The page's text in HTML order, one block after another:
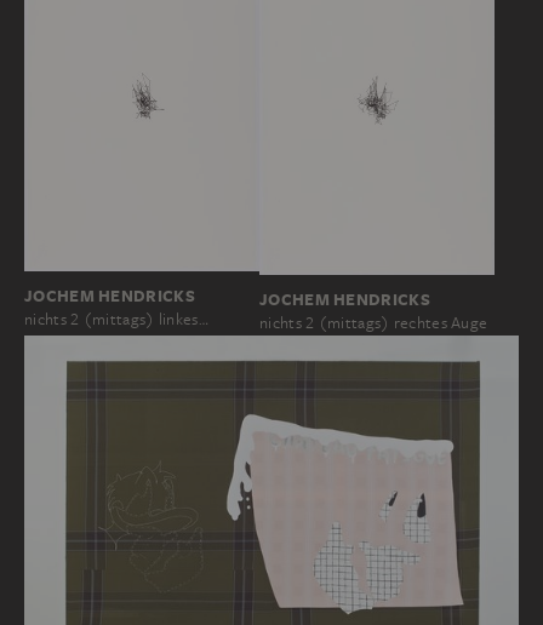
JOCHEM HENDRICKS
nichts 2 (mittags) linkes…
JOCHEM HENDRICKS
nichts 2 (mittags) rechtes Auge